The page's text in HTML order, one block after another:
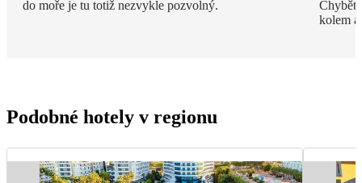
do moře je tu totiž nezvykle pozvolný.
Chybět
kolem
Podobné hotely v regionu